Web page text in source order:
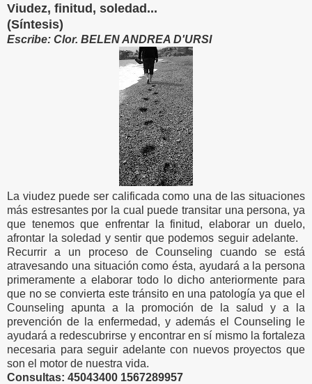
Viudez, finitud, soledad...
(Síntesis)
Escribe: Clor. BELEN ANDREA D'URSI
La viudez puede ser calificada como una de las situaciones
más estresantes por la cual puede transitar una persona, ya
que tenemos que enfrentar la finitud, elaborar un duelo,
afrontar la soledad y sentir que podemos seguir adelante.
Recurrir a un proceso de Counseling cuando se está
atravesando una situación como ésta, ayudará a la persona
primeramente a elaborar todo lo dicho anteriormente para
que no se convierta este tránsito en una patología ya que el
Counseling apunta a la promoción de la salud y a la
prevención de la enfermedad, y además el Counseling le
ayudará a redescubrirse y encontrar en sí mismo la fortaleza
necesaria para seguir adelante con nuevos proyectos que
son el motor de nuestra vida.
Consultas: 45043400 1567289957